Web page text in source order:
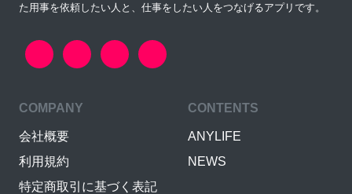
た用事を依頼したい人と、仕事をしたい人をつなげるアプリです。
COMPANY
会社概要
利用規約
特定商取引に基づく表記
CONTENTS
ANYLIFE
NEWS